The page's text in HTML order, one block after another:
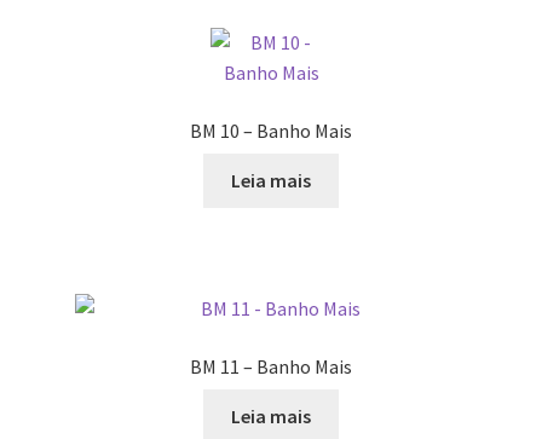
BM 10 – Banho Mais
Leia mais
BM 11 – Banho Mais
Leia mais